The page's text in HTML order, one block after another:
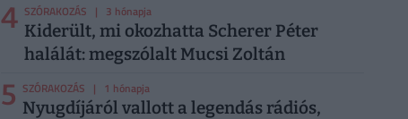
4 SZÓRAKOZÁS | 3 hónapja
Kiderült, mi okozhatta Scherer Péter
halálát: megszólalt Mucsi Zoltán
5 SZÓRAKOZÁS | 1 hónapja
Nyugdíjáról vallott a legendás rádiós,